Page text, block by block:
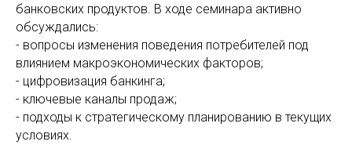
банковских продуктов. В ходе семинара активно
обсуждались:
- вопросы изменения поведения потребителей под
влиянием макроэкономических факторов;
- цифровизация банкинга;
- ключевые каналы продаж;
- подходы к стратегическому планированию в текущих
условиях.